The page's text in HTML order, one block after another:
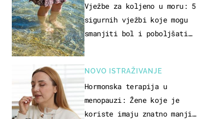
REKREACIJE
Vježbe za koljeno u moru: 5
sigurnih vježbi koje mogu
smanjiti bol i poboljšati
NOVO ISTRAŽIVANJE
Hormonska terapija u
menopauzi: Žene koje je
koriste imaju znatno manji